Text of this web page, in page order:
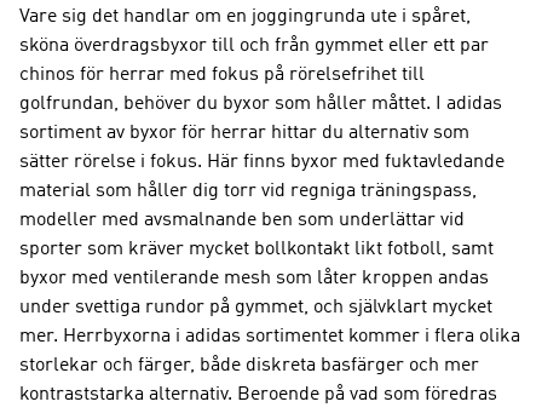
Vare sig det handlar om en joggingrunda ute i spåret,
sköna överdragsbyxor till och från gymmet eller ett par
chinos för herrar med fokus på rörelsefrihet till
golfrundan, behöver du byxor som håller måttet. I adidas
sortiment av byxor för herrar hittar du alternativ som
sätter rörelse i fokus. Här finns byxor med fuktavledande
material som håller dig torr vid regniga träningspass,
modeller med avsmalnande ben som underlättar vid
sporter som kräver mycket bollkontakt likt fotboll, samt
byxor med ventilerande mesh som låter kroppen andas
under svettiga rundor på gymmet, och självklart mycket
mer. Herrbyxorna i adidas sortimentet kommer i flera olika
storlekar och färger, både diskreta basfärger och mer
kontraststarka alternativ. Beroende på vad som föredras